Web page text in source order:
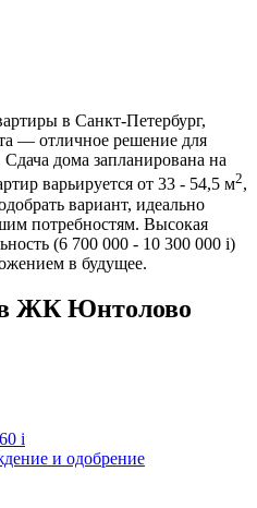
в Санкт-Петербург,
— отличное решение для
дома запланирована на
варьируется от 33 - 54,5 м2,
вариант, идеально
потребностям. Высокая
(6 700 000 - 10 300 000 i)
в будущее.
ЖК Юнтолово
i
и одобрение